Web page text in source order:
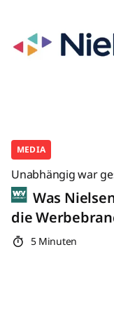
MEDIA
Unabhängig war
Was
die
5 Minuten